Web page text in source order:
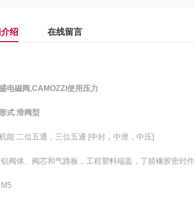
绍 在线留言
电磁阀,CAMOZZI使用压力
式 滑阀型
能 二位五通，三位五通 [中封，中泄，中压]
阀体、阀芯和气路板，工程塑料端盖，丁腈橡胶密封件